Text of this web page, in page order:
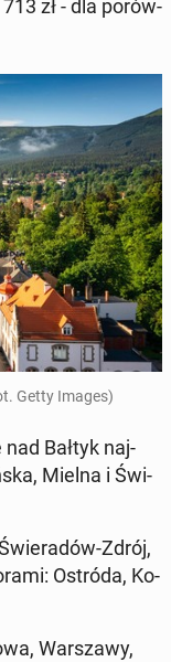
zł - dla po­rów­
Getty Images)
Bałtyk naj­
Mielna i Świ­
Zdrój,
Ostróda, Ko­
War­sza­wy,